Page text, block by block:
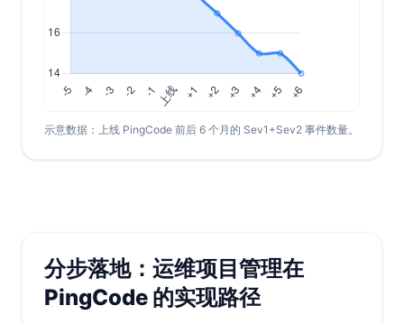
示意数据：上线 PingCode 前后 6 个月的 Sev1+Sev2 事件数量。
分步落地：运维项目管理在
PingCode 的实现路径